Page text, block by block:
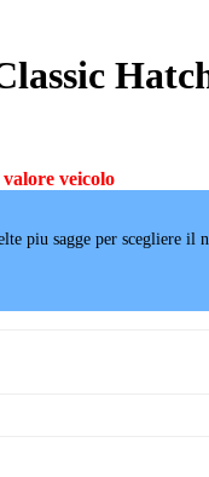
veicolo
piu sagge per scegliere